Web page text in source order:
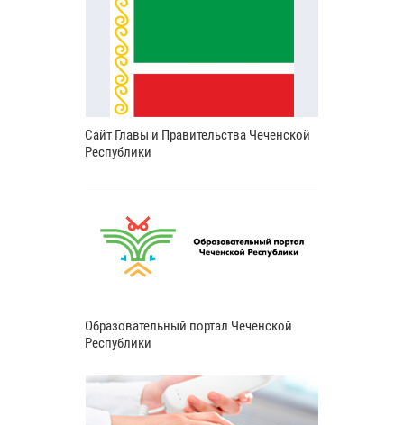
Сайт Главы и Правительства Чеченской
Республики
Образовательный портал Чеченской
Республики